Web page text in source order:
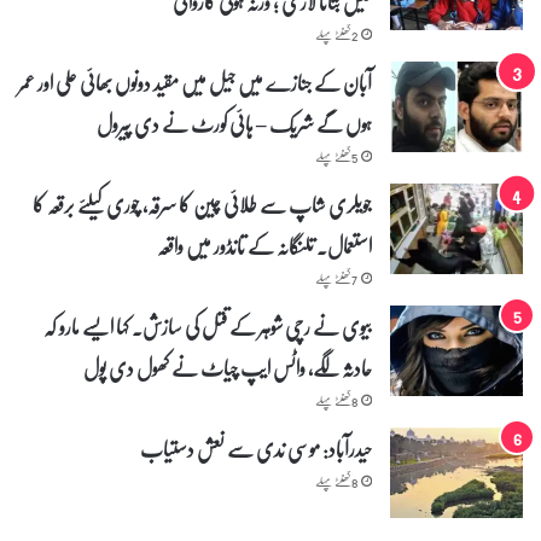
ی
ن
ے
ک
ھ
و
ل
د
ی
پ
و
ل
2 گھنٹے پہلے
آبان کے جنازے میں جیل میں مقید دونوں بھائی علی اور عمر
ہوں گے شریک – ہائی کورٹ نے دی پیرول
5 گھنٹے پہلے
جویلری شاپ سے طلائی چین کا سرقہ، چوری کیلئے برقعہ کا
استعمال۔ تلنگانہ کے تانڈور میں واقعہ
7 گھنٹے پہلے
بیوی نے رچی شوہر کے قتل کی سازش۔ کہا ایسے مارو کہ
حادثہ لگے، واٹس ایپ چیاٹ نے کھول دی پول
8 گھنٹے پہلے
حیدرآباد: موسی ندی سے نعش دستیاب
8 گھنٹے پہلے